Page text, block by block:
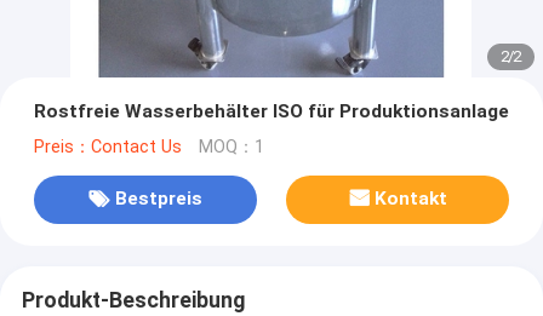
2/2
Rostfreie Wasserbehälter ISO für Produktionsanlage
Preis：Contact Us MOQ：1
Bestpreis Kontakt
Produkt-Beschreibung